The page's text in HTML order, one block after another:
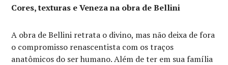
Cores, texturas e Veneza na obra de Bellini
A obra de Bellini retrata o divino, mas não deixa de fora
o compromisso renascentista com os traços
anatômicos do ser humano. Além de ter em sua família